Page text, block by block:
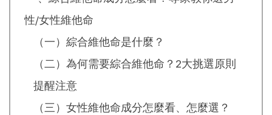
性/女性維他命
（一）綜合維他命是什麼？
（二）為何需要綜合維他命？2大挑選原則
提醒注意
（三）女性維他命成分怎麼看、怎麼選？